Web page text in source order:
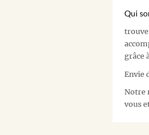
Qui
grâce
Envie
Notre
vous